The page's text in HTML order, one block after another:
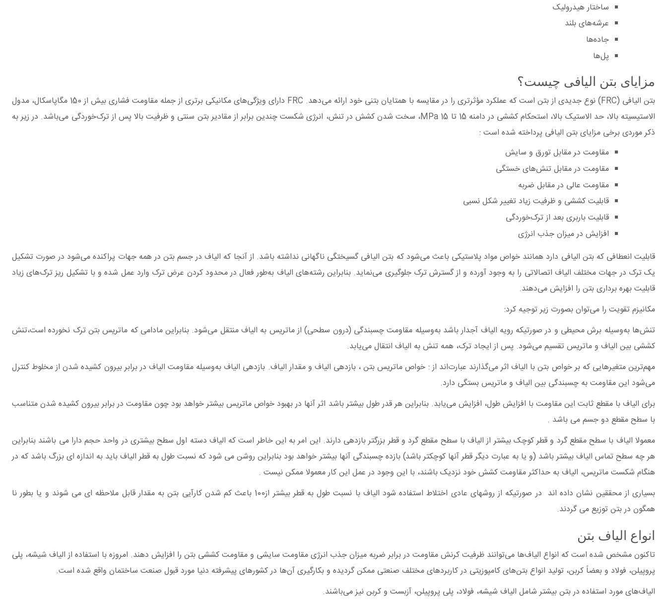
ساختار هیدرولیک
عرشه‌های بلند
جاده‌ها
پل‌ها
مزایای بتن الیافی چیست؟
بتن الیافی (FRC) نوع جدیدی از بتن است که عملکرد مؤثرتری را در مقایسه با همتایان بتنی خود ارائه می‌دهد. FRC دارای ویژگی‌های مکانیکی برتری از جمله مقاومت فشاری بیش از 150 مگاپاسکال، مدول
الاستیسیته بالا، حد الاستیک بالا، استحکام کششی در دامنه 15 تا 15 MPa، سخت شدن کشش در تنش، انرژی شکست چندین برابر از مقادیر بتن سنتی و ظرفیت بالا پس از ترک‌خوردگی می‌باشد. در زیر به
ذکر موردی برخی مزایای بتن الیافی پرداخته شده است :
مقاومت د‍ر مقابل تورق و سایش
مقاومت در مقابل تنش‌های خستگی
مقاومت عالی در مقابل ضربه
قابلیت کششی و ظرفیت زیاد تغییر شکل نسبی
قابلیت باربری بعد از ترک‌خوردگی
افزایش در میزان جذب انرژی
قابلیت انعطافی که بتن الیافی دارد همانند خواص مواد پلاستیکی باعث می‌شود که بتن الیافی گسیختگی ناگهانی نداشته باشد. از آنجا که الیاف در جسم بتن در همه جهات پراکنده می‌شود در صورت تشکیل
یک ترک در جهات مختلف الیاف اتصالاتی را به وجود آورده و از گسترش ترک جلوگیری می‌نماید. بنابراین رشته‌های الیاف به‌طور فعال در محدود کردن عرض ترک وارد عمل شده و با تشکیل ریز ترک‌های زیاد
قابلیت بهره برداری بتن را افزایش می‌دهند.
مکانیزم تقویت را می‌توان بصورت زیر توجیه کرد:
تنش‌ها به‌وسیله برش محیطی و در صورتیکه رویه الیاف آجدار باشد به‌وسیله مقاومت چسبندگی (درون سطحی) از ماتریس به الیاف منتقل می‌شود. بنابراین مادامی که ماتریس بتن ترک نخورده است،تنش
کششی بین الیاف و ماتریس تقسیم می‌شود. پس از ایجاد ترک، همه تنش به الیاف انتقال می‌یابد.
مهم‌ترین متغیرهایی که بر خواص بتن با الیاف اثر می‌گذارند عبارت‌اند از : خواص ماتریس بتن ، بازدهی الیاف و مقدار الیاف. بازدهی الیاف به‌وسیله مقاومت الیاف در برابر بیرون کشیده شدن از مخلوط کنترل
می‌شود این مقاومت به چسبندگی بین الیاف و ماتریس بستگی دارد.
برای الیاف با مقطع ثابت این مقاومت با افزایش طول، افزایش می‌یابد. بنابراین هر قدر طول بیشتر باشد اثر آنها در بهبود خواص ماتریس بیشتر خواهد بود چون مقاومت در برابر بیرون کشیده شدن متناسب
با سطح مقطع دو جسم می باشد .
معمولا الیاف با سطح مقطع گرد و قطر کوچک بیشتر از الیاف با سطح مقطع گرد و قطر بزرگتر بازدهی دارند. این امر به این خاطر است که الیاف دسته اول سطح بیشتری در واحد حجم دارا می باشند بنابراین
هر چه سطح تماس الیاف بیشتر باشد (و یا به عبارت دیگر قطر آنها کوچکتر باشد) بازده چسبندگی آنها بیشتر خواهد بود بنابراین روشن می شود که نسبت طول به قطر الیاف باید به اندازه ای بزرگ باشد که در
هنگام شکست ماتریس، الیاف به حداکثر مقاومت کشش خود نزدیک باشند، با این وجود در عمل این کار معمولا ممکن نیست .
بسیاری از محققین نشان داده اند در صورتیکه از روشهای عادی اختلاط استفاده شود الیاف با نسبت طول به قطر بیشتر از100 باعث کم شدن کارآیی بتن به مقدار قابل ملاحظه ای می شوند و یا بطور نا
همگون در بتن توزیع می گردند.
انواع الیاف بتن
تاکنون مشخص شده است که انواع الیاف‌ها می‌توانند ظرفیت کرنش مقاومت در برابر ضربه میزان جذب انرژی مقاومت سایشی و مقاومت کششی بتن را افزایش دهند. امروزه با استفاده از الیاف شیشه، پلی
پروپیلن، فولاد و بعضاً کربن، تولید انواع بتن‌های کامپوزیتی در کاربردهای مختلف صنعتی ممکن گردیده و بکارگیری آن‌ها در کشورهای پیشرفته دنیا مورد قبول صنعت ساختمان واقع شده است.
الیاف‌های مورد استفاده در بتن بیشتر شامل الیاف شیشه، فولاد، پلی پروپیلن، آزبست و کربن نیز می‌باشند.